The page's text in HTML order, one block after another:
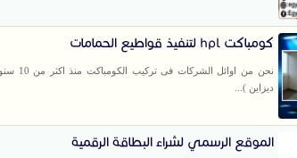
كومباكت hpl لتنفيذ قواطيع الحمامات
نحن من اوائل
ديزاين )...
الموقع الرسمي لشراء البطاقة الرقمية